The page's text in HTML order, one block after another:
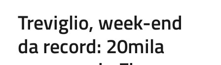
Treviglio, week-end
da record: 20mila